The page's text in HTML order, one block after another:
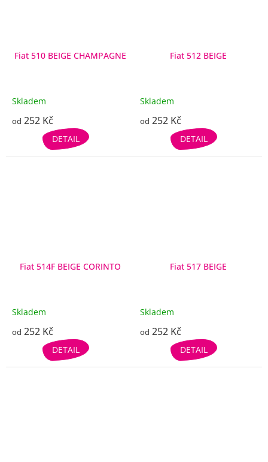
Fiat 510 BEIGE CHAMPAGNE
Skladem
od 252 Kč
DETAIL
Fiat 512 BEIGE
Skladem
od 252 Kč
DETAIL
Fiat 514F BEIGE CORINTO
Skladem
od 252 Kč
DETAIL
Fiat 517 BEIGE
Skladem
od 252 Kč
DETAIL